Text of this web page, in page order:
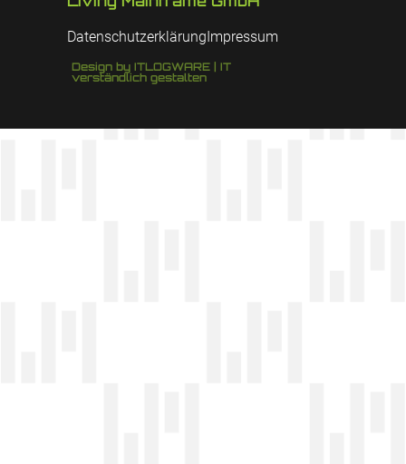
DatenschutzerklärungImpressum
Design by ITLOGWARE | IT
verständlich gestalten